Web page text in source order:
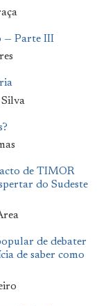
— Parte III
de TIMOR
do Sudeste
de debater
de saber como